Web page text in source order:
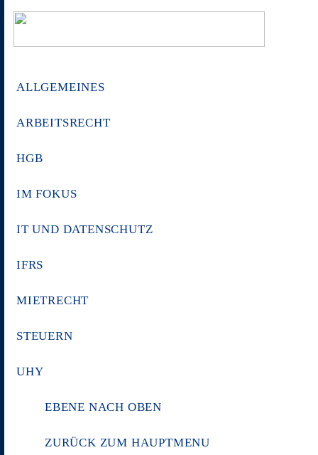
ALLGEMEINES
ARBEITSRECHT
HGB
IM FOKUS
IT UND DATENSCHUTZ
IFRS
MIETRECHT
STEUERN
UHY
EBENE NACH OBEN
ZURÜCK ZUM HAUPTMENU